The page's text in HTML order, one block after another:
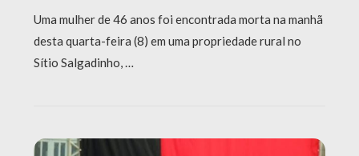
Uma mulher de 46 anos foi encontrada morta na manhã
desta quarta-feira (8) em uma propriedade rural no
Sítio Salgadinho, …